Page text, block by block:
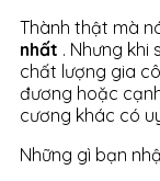
Thành thật mà
nhất . Nhưng khi
chất lượng gia
đương hoặc
cương khác có
Những gì bạn